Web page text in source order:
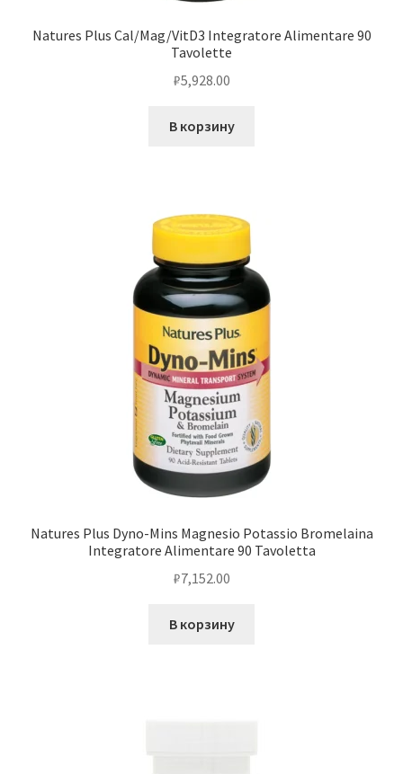
Natures Plus Cal/Mag/VitD3 Integratore Alimentare 90
Tavolette
₽5,928.00
В корзину
Natures Plus Dyno-Mins Magnesio Potassio Bromelaina
Integratore Alimentare 90 Tavoletta
₽7,152.00
В корзину